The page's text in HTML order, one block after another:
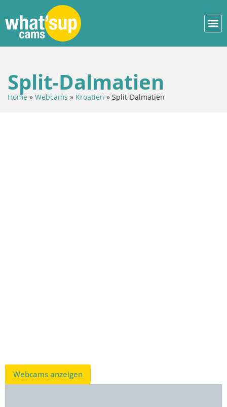
Split-Dalmatien
Home » Webcams » Kroatien » Split-Dalmatien
Webcams anzeigen